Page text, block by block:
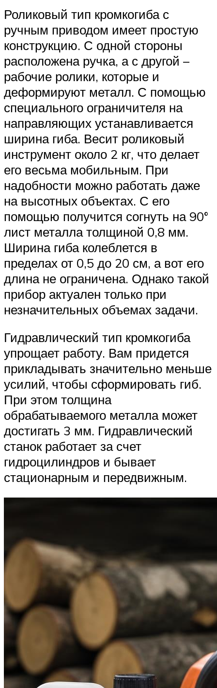
Роликовый тип кромкогиба с
ручным приводом имеет простую
конструкцию. С одной стороны
расположена ручка, а с другой –
рабочие ролики, которые и
деформируют металл. С помощью
специального ограничителя на
направляющих устанавливается
ширина гиба. Весит роликовый
инструмент около 2 кг, что делает
его весьма мобильным. При
надобности можно работать даже
на высотных объектах. С его
помощью получится согнуть на 90°
лист металла толщиной 0,8 мм.
Ширина гиба колеблется в
пределах от 0,5 до 20 см, а вот его
длина не ограничена. Однако такой
прибор актуален только при
незначительных объемах задачи.
Гидравлический тип кромкогиба
упрощает работу. Вам придется
прикладывать значительно меньше
усилий, чтобы сформировать гиб.
При этом толщина
обрабатываемого металла может
достигать 3 мм. Гидравлический
станок работает за счет
гидроцилиндров и бывает
стационарным и передвижным.